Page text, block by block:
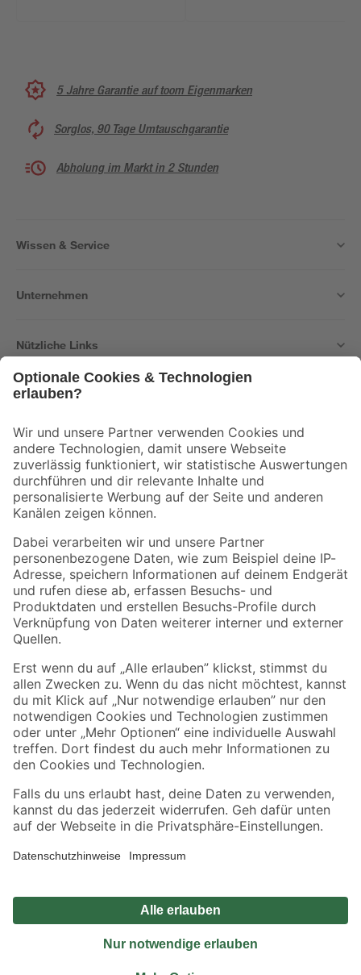
5 Jahre Garantie auf toom Eigenmarken
Sorglos, 90 Tage Umtauschgarantie
Abholung im Markt in 2 Stunden
Wissen & Service
Unternehmen
Nützliche Links
Der toom Newsletter: Keine Angebote und Aktionen mehr verpassen!
Zur Newsletter Anmeldung
Folge uns
Zahlungsarten Versandarten
Sicher einkaufen
Jetzt die toom-App herunterladen
Alle Preisangaben in EUR inkl. gesetzl. MwSt.. Die dargestellten Angebote sind unter
Umständen nicht in allen Märkten verfügbar. Die angegebenen Verfügbarkeiten beziehen
Produkte nur solange der Vorrat reicht.
*Paketversand ab 59 € versandkostenfrei, gilt nicht für Artikel mit Speditionsversand, hier
Privatsphäre Impressum
Nutzungsbedingungen
Widerrufsrecht
Vertrag widerrufen